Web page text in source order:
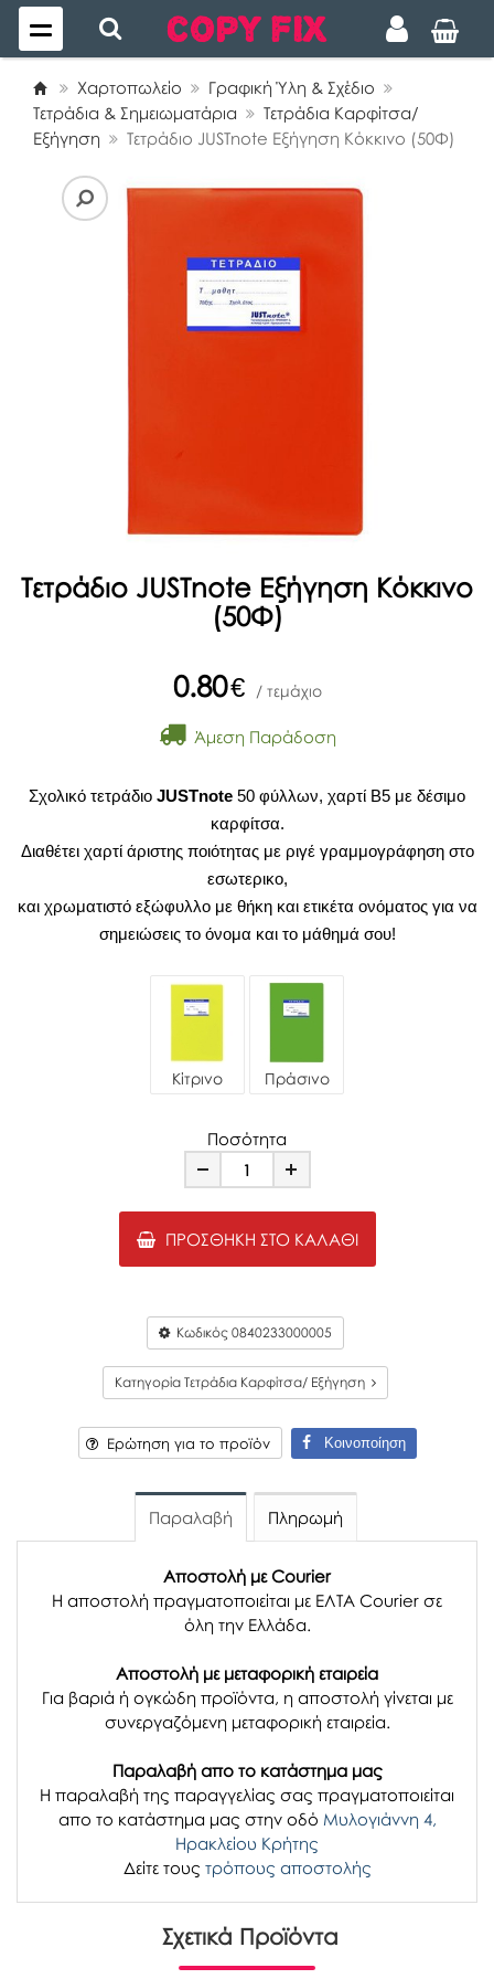
Χαρτοπωλείο
Γραφική Ύλη & Σχέδιο
Τετράδια & Σημειωματάρια
Τετράδια Καρφίτσα/
Εξήγηση
Τετράδιο JUSTnote Εξήγηση Κόκκινο (50Φ)
Τετράδιο JUSTnote Εξήγηση Κόκκινο
(50Φ)
0.80€ / τεμάχιο
Άμεση Παράδοση
Σχολικό τετράδιο JUSTnote 50 φύλλων, χαρτί Β5 με δέσιμο
καρφίτσα.
Διαθέτει χαρτί άριστης ποιότητας με ριγέ γραμμογράφηση στο
εσωτερικο,
και χρωματιστό εξώφυλλο με θήκη και ετικέτα ονόματος για να
σημειώσεις το όνομα και το μάθημά σου!
Κίτρινο Πράσινο
Ποσότητα
Minus Plus
ΠΡΟΣΘΉΚΗ ΣΤΟ ΚΑΛΆΘΙ
Κωδικός 0840233000005
Κατηγορία Τετράδια Καρφίτσα/ Εξήγηση
Ερώτηση για το προϊόν Κοινοποίηση
Παραλαβή Πληρωμή
Αποστολή με Courier
Η αποστολή πραγματοποιείται με ΕΛΤΑ Courier σε
όλη την Ελλάδα.
Αποστολή με μεταφορική εταιρεία
Για βαριά ή ογκώδη προϊόντα, η αποστολή γίνεται με
συνεργαζόμενη μεταφορική εταιρεία.
Παραλαβή απο το κατάστημα μας
H παραλαβή της παραγγελίας σας πραγματοποιείται
απο το κατάστημα μας στην οδό Μυλογιάννη 4,
Ηρακλείου Κρήτης
Δείτε τους τρόπους αποστολής
Σχετικά Προϊόντα